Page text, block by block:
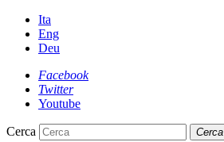
Ita
Eng
Deu
Facebook
Twitter
Youtube
Cerca Cerca